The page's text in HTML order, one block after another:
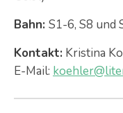
Bahn: S1-6, S8 und
Kontakt: Kristina
E-Mail: